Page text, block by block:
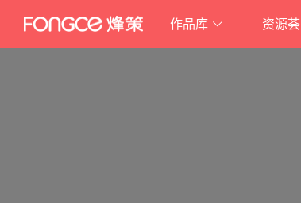
作品库 资源荟